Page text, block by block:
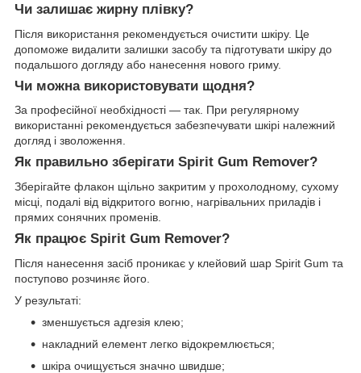
Чи залишає жирну плівку?
Після використання рекомендується очистити шкіру. Це
допоможе видалити залишки засобу та підготувати шкіру до
подальшого догляду або нанесення нового гриму.
Чи можна використовувати щодня?
За професійної необхідності — так. При регулярному
використанні рекомендується забезпечувати шкірі належний
догляд і зволоження.
Як правильно зберігати Spirit Gum Remover?
Зберігайте флакон щільно закритим у прохолодному, сухому
місці, подалі від відкритого вогню, нагрівальних приладів і
прямих сонячних променів.
Як працює Spirit Gum Remover?
Після нанесення засіб проникає у клейовий шар Spirit Gum та
поступово розчиняє його.
У результаті:
зменшується адгезія клею;
накладний елемент легко відокремлюється;
шкіра очищується значно швидше;